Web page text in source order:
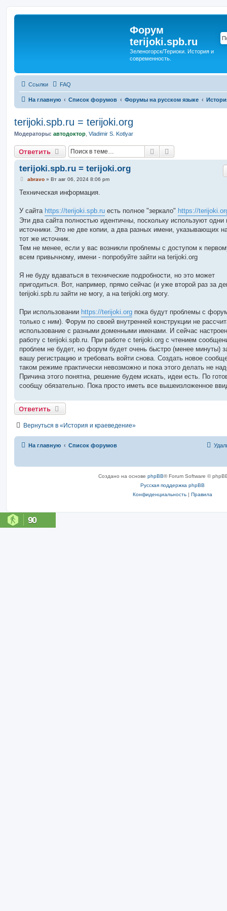
Форум
terijoki.spb.ru
Зеленогорск/Териоки. История и
современность.
Ссылки FAQ
На главную Список форумов Форумы на русском языке
terijoki.spb.ru = terijoki.org
Модераторы: автодоктор Vladimir S. Kotlyar
Ответить Поиск
terijoki.spb.ru = terijoki.org
С
о
е
и
е
abravo» Вт авг 06, 2024 8:06 pm
Техническая информация.
У сайта https://terijoki.spb.ru есть полное "зеркало" https://
Эти два сайта полностью идентичны, поскольку используют одни
источники. Это не две копии, а два разных имени, указывающих
тот же источник.
Тем не менее, если у вас возникли проблемы с доступом к
всем привычному, имени - попробуйте зайти на terijoki.org
Я не буду вдаваться в технические подробности, но это может
пригодиться. Вот, например, прямо сейчас (и уже второй раз за
terijoki.spb.ru зайти не могу, а на terijoki.org могу.
При использовании https://terijoki.org пока будут проблемы с
только с ним). Форум по своей внутренней конструкции не
использование с разными доменными именами. И сейчас
работу с terijoki.spb.ru. При работе с terijoki.org с чтением
проблем не будет, но форум будет очень быстро (менее минуты)
вашу регистрацию и требовать войти снова. Создать новое
таком режиме практически невозможно и пока этого делать не
Причина этого понятна, решение будем искать, идеи есть. По
сообщу обязательно. Пока просто иметь все вышеизложенное
Ответить
Вернуться в «История и краеведение»
На главную Список форумов
Создано на основе phpBB® Forum Software ©
Русская поддержка phpBB
Конфиденциальность | Правила
90